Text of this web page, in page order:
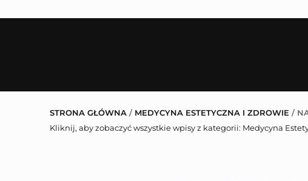
STRONA GŁÓWNA / MEDYCYNA ESTETYCZNA I ZDROWIE /
Kliknij, aby zobaczyć wszystkie wpisy z kategorii: Medycyna